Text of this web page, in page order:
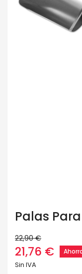
Palas
22,90 €
21,76 €
Sin IVA